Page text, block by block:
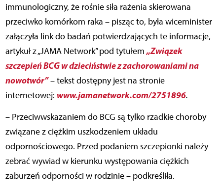
immunologiczny, że rośnie siła rażenia skierowana
przeciwko komórkom raka – pisząc to, była wiceminister
załączyła link do badań potwierdzających te informacje,
artykuł z „JAMA Network” pod tytułem„Związek
szczepień BCG w dzieciństwie z zachorowaniami na
nowotwór”– tekst dostępny jest na stronie
internetowej: www.jamanetwork.com/2751896.
– Przeciwwskazaniem do BCG są tylko rzadkie choroby
związane z ciężkim uszkodzeniem układu
odpornościowego. Przed podaniem szczepionki należy
zebrać wywiad w kierunku występowania ciężkich
zaburzeń odporności w rodzinie – podkreśliła.